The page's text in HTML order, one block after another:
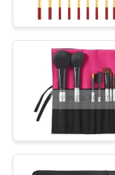
PRIVACY
POLICY